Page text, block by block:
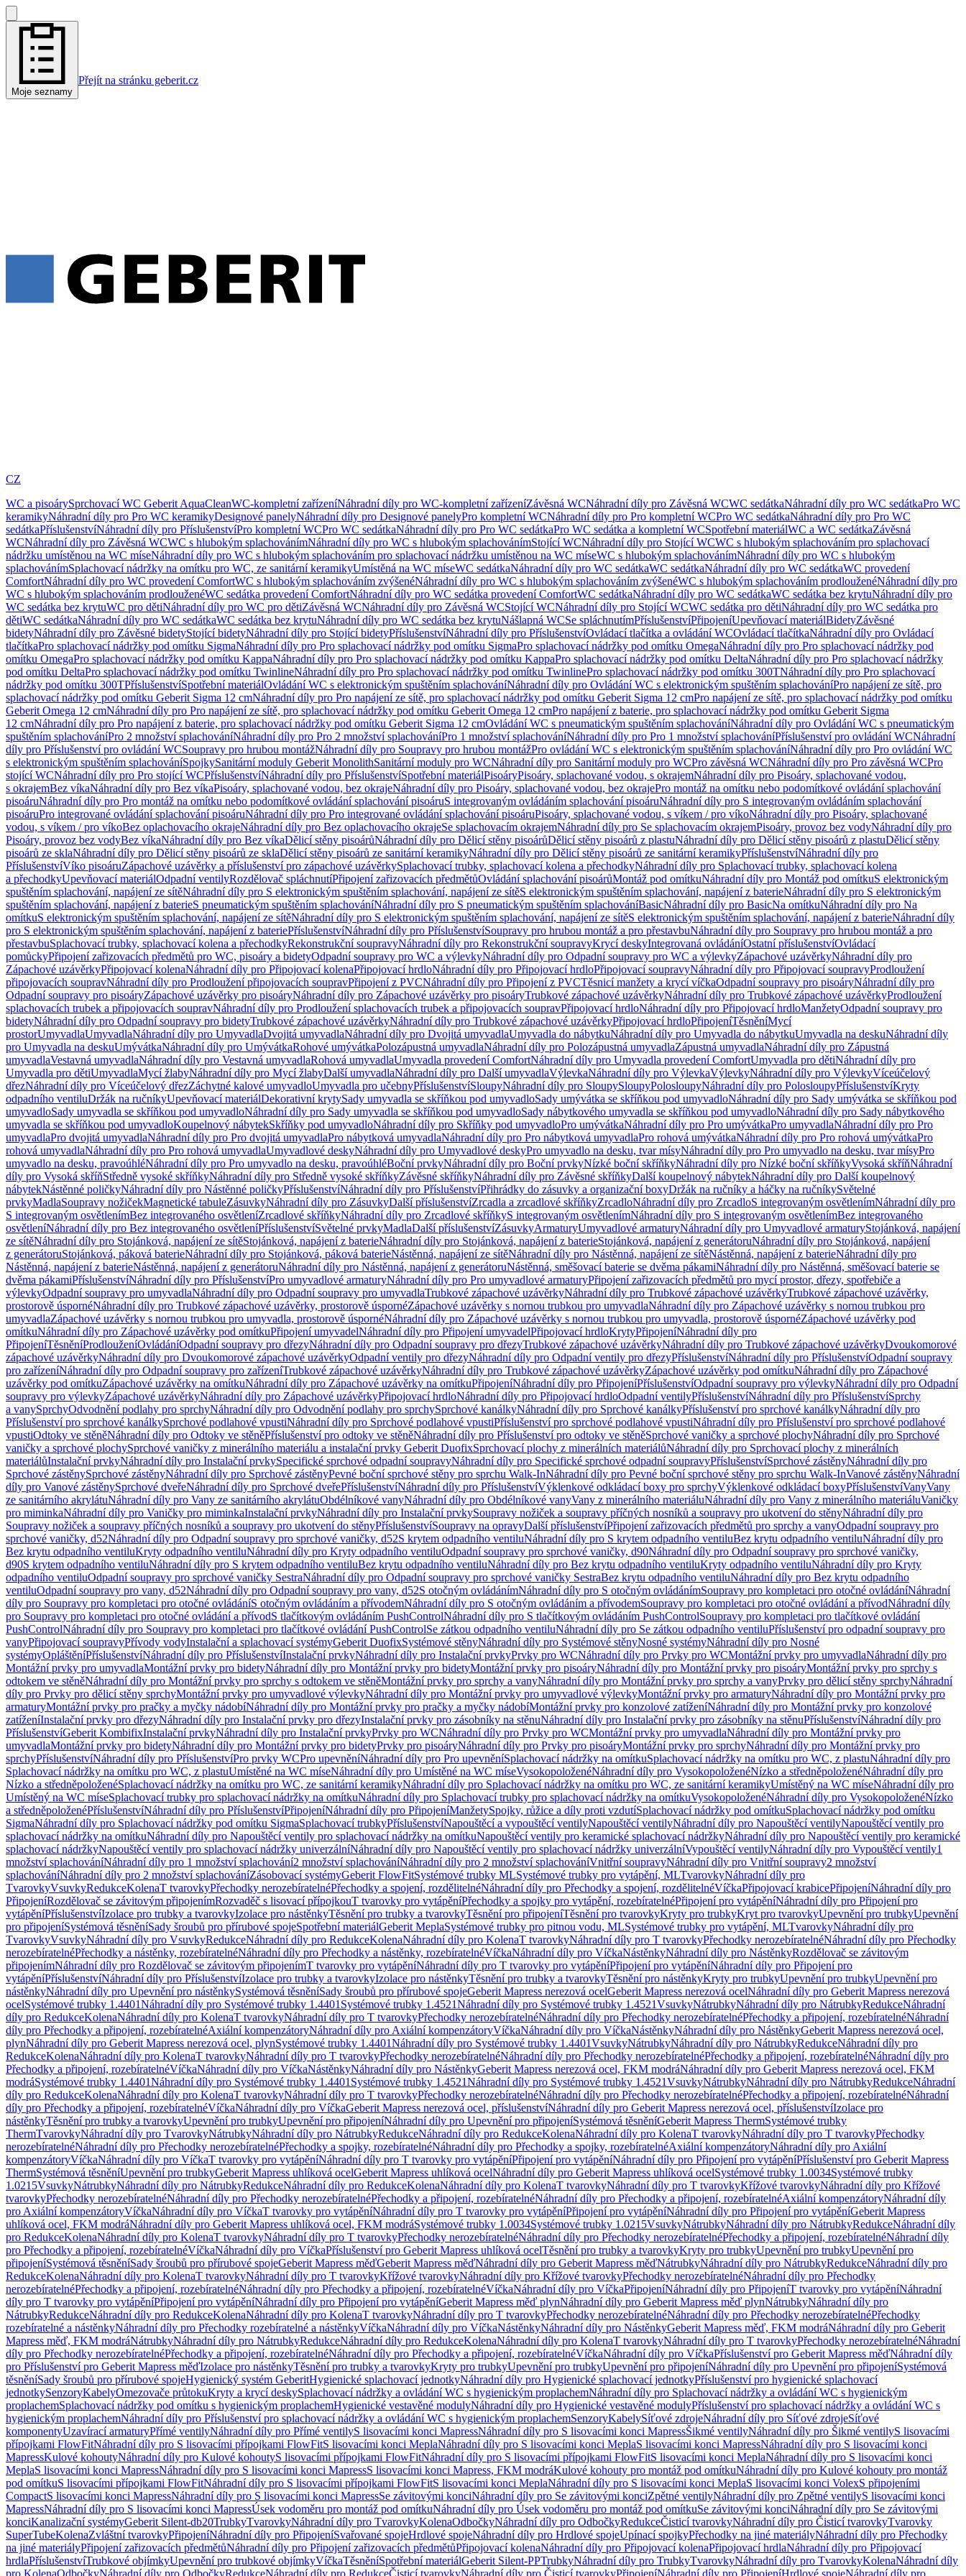
Moje seznamy
Přejít na stránku geberit.cz
CZ
WC a pisoárySprchovací WC Geberit AquaCleanWC-kompletní zařízeníNáhradní díly pro WC-kompletní zařízeníZávěsná WCNáhradní díly pro Závěsná WCWC sedátkaNáhradní díly pro WC sedátkaPro WC
keramikyNáhradní díly pro Pro WC keramikyDesignové panelyNáhradní díly pro Designové panelyPro kompletní WCNáhradní díly pro Pro kompletní WCPro WC sedátkaNáhradní díly pro Pro WC
sedátkaPříslušenstvíNáhradní díly pro PříslušenstvíPro kompletní WCPro WC sedátkaNáhradní díly pro Pro WC sedátkaPro WC sedátka a kompletní WCSpotřební materiálWC a WC sedátkaZávěsná
WCNáhradní díly pro Závěsná WCWC s hlubokým splachovánímNáhradní díly pro WC s hlubokým splachovánímStojící WCNáhradní díly pro Stojící WCWC s hlubokým splachováním pro splachovací
nádržku umístěnou na WC míseNáhradní díly pro WC s hlubokým splachováním pro splachovací nádržku umístěnou na WC míseWC s hlubokým splachovánímNáhradní díly pro WC s hlubokým
splachovánímSplachovací nádržky na omítku pro WC, ze sanitární keramikyUmístěná na WC míseWC sedátkaNáhradní díly pro WC sedátkaWC sedátkaNáhradní díly pro WC sedátkaWC provedení
ComfortNáhradní díly pro WC provedení ComfortWC s hlubokým splachováním zvýšenéNáhradní díly pro WC s hlubokým splachováním zvýšenéWC s hlubokým splachováním prodlouženéNáhradní díly pro
WC s hlubokým splachováním prodlouženéWC sedátka provedení ComfortNáhradní díly pro WC sedátka provedení ComfortWC sedátkaNáhradní díly pro WC sedátkaWC sedátka bez krytuNáhradní díly pro
WC sedátka bez krytuWC pro dětiNáhradní díly pro WC pro dětiZávěsná WCNáhradní díly pro Závěsná WCStojící WCNáhradní díly pro Stojící WCWC sedátka pro dětiNáhradní díly pro WC sedátka pro
dětiWC sedátkaNáhradní díly pro WC sedátkaWC sedátka bez krytuNáhradní díly pro WC sedátka bez krytuNášlapná WCSe spláchnutímPříslušenstvíPřipojeníUpevňovací materiálBidetyZávěsné
bidetyNáhradní díly pro Závěsné bidetyStojící bidetyNáhradní díly pro Stojící bidetyPříslušenstvíNáhradní díly pro PříslušenstvíOvládací tlačítka a ovládání WCOvládací tlačítkaNáhradní díly pro Ovládací
tlačítkaPro splachovací nádržky pod omítku SigmaNáhradní díly pro Pro splachovací nádržky pod omítku SigmaPro splachovací nádržky pod omítku OmegaNáhradní díly pro Pro splachovací nádržky pod
omítku OmegaPro splachovací nádržky pod omítku KappaNáhradní díly pro Pro splachovací nádržky pod omítku KappaPro splachovací nádržky pod omítku DeltaNáhradní díly pro Pro splachovací nádržky
pod omítku DeltaPro splachovací nádržky pod omítku TwinlineNáhradní díly pro Pro splachovací nádržky pod omítku TwinlinePro splachovací nádržky pod omítku 300TNáhradní díly pro Pro splachovací
nádržky pod omítku 300TPříslušenstvíSpotřební materiálOvládání WC s elektronickým spuštěním splachováníNáhradní díly pro Ovládání WC s elektronickým spuštěním splachováníPro napájení ze sítě, pro
splachovací nádržky pod omítku Geberit Sigma 12 cmNáhradní díly pro Pro napájení ze sítě, pro splachovací nádržky pod omítku Geberit Sigma 12 cmPro napájení ze sítě, pro splachovací nádržky pod omítku
Geberit Omega 12 cmNáhradní díly pro Pro napájení ze sítě, pro splachovací nádržky pod omítku Geberit Omega 12 cmPro napájení z baterie, pro splachovací nádržky pod omítku Geberit Sigma
12 cmNáhradní díly pro Pro napájení z baterie, pro splachovací nádržky pod omítku Geberit Sigma 12 cmOvládání WC s pneumatickým spuštěním splachováníNáhradní díly pro Ovládání WC s pneumatickým
spuštěním splachováníPro 2 množství splachováníNáhradní díly pro Pro 2 množství splachováníPro 1 množství splachováníNáhradní díly pro Pro 1 množství splachováníPříslušenství pro ovládání WCNáhradní
díly pro Příslušenství pro ovládání WCSoupravy pro hrubou montážNáhradní díly pro Soupravy pro hrubou montážPro ovládání WC s elektronickým spuštěním splachováníNáhradní díly pro Pro ovládání WC
s elektronickým spuštěním splachováníSpojkySanitární moduly Geberit MonolithSanitární moduly pro WCNáhradní díly pro Sanitární moduly pro WCPro závěsná WCNáhradní díly pro Pro závěsná WCPro
stojící WCNáhradní díly pro Pro stojící WCPříslušenstvíNáhradní díly pro PříslušenstvíSpotřební materiálPisoáryPisoáry, splachované vodou, s okrajemNáhradní díly pro Pisoáry, splachované vodou,
s okrajemBez víkaNáhradní díly pro Bez víkaPisoáry, splachované vodou, bez okrajeNáhradní díly pro Pisoáry, splachované vodou, bez okrajePro montáž na omítku nebo podomítkové ovládání splachování
pisoáruNáhradní díly pro Pro montáž na omítku nebo podomítkové ovládání splachování pisoáruS integrovaným ovládáním splachování pisoáruNáhradní díly pro S integrovaným ovládáním splachování
pisoáruPro integrované ovládání splachování pisoáruNáhradní díly pro Pro integrované ovládání splachování pisoáruPisoáry, splachované vodou, s víkem / pro víkoNáhradní díly pro Pisoáry, splachované
vodou, s víkem / pro víkoBez oplachovacího okrajeNáhradní díly pro Bez oplachovacího okrajeSe splachovacím okrajemNáhradní díly pro Se splachovacím okrajemPisoáry, provoz bez vodyNáhradní díly pro
Pisoáry, provoz bez vodyBez víkaNáhradní díly pro Bez víkaDělicí stěny pisoárůNáhradní díly pro Dělicí stěny pisoárůDělicí stěny pisoárů z plastuNáhradní díly pro Dělicí stěny pisoárů z plastuDělicí stěny
pisoárů ze sklaNáhradní díly pro Dělicí stěny pisoárů ze sklaDělicí stěny pisoárů ze sanitární keramikyNáhradní díly pro Dělicí stěny pisoárů ze sanitární keramikyPříslušenstvíNáhradní díly pro
PříslušenstvíVíko pisoáruZápachové uzávěrky a příslušenství pro zápachové uzávěrkySplachovací trubky, splachovací kolena a přechodkyNáhradní díly pro Splachovací trubky, splachovací kolena
a přechodkyUpevňovací materiálOdpadní ventilyRozdělovač spláchnutíPřipojení zařizovacích předmětůOvládání splachování pisoárůMontáž pod omítkuNáhradní díly pro Montáž pod omítkuS elektronickým
spuštěním splachování, napájení ze sítěNáhradní díly pro S elektronickým spuštěním splachování, napájení ze sítěS elektronickým spuštěním splachování, napájení z baterieNáhradní díly pro S elektronickým
spuštěním splachování, napájení z baterieS pneumatickým spuštěním splachováníNáhradní díly pro S pneumatickým spuštěním splachováníBasicNáhradní díly pro BasicNa omítkuNáhradní díly pro Na
omítkuS elektronickým spuštěním splachování, napájení ze sítěNáhradní díly pro S elektronickým spuštěním splachování, napájení ze sítěS elektronickým spuštěním splachování, napájení z baterieNáhradní díly
pro S elektronickým spuštěním splachování, napájení z bateriePříslušenstvíNáhradní díly pro PříslušenstvíSoupravy pro hrubou montáž a pro přestavbuNáhradní díly pro Soupravy pro hrubou montáž a pro
přestavbuSplachovací trubky, splachovací kolena a přechodkyRekonstrukční soupravyNáhradní díly pro Rekonstrukční soupravyKrycí deskyIntegrovaná ovládáníOstatní příslušenstvíOvládací
pomůckyPřipojení zařizovacích předmětů pro WC, pisoáry a bidetyOdpadní soupravy pro WC a výlevkyNáhradní díly pro Odpadní soupravy pro WC a výlevkyZápachové uzávěrkyNáhradní díly pro
Zápachové uzávěrkyPřipojovací kolenaNáhradní díly pro Připojovací kolenaPřipojovací hrdloNáhradní díly pro Připojovací hrdloPřipojovací soupravyNáhradní díly pro Připojovací soupravyProdloužení
připojovacích soupravNáhradní díly pro Prodloužení připojovacích soupravPřipojení z PVCNáhradní díly pro Připojení z PVCTěsnicí manžety a krycí víčkaOdpadní soupravy pro pisoáryNáhradní díly pro
Odpadní soupravy pro pisoáryZápachové uzávěrky pro pisoáryNáhradní díly pro Zápachové uzávěrky pro pisoáryTrubkové zápachové uzávěrkyNáhradní díly pro Trubkové zápachové uzávěrkyProdloužení
splachovacích trubek a připojovacích soupravNáhradní díly pro Prodloužení splachovacích trubek a připojovacích soupravPřipojovací hrdloNáhradní díly pro Připojovací hrdloManžetyOdpadní soupravy pro
bidetyNáhradní díly pro Odpadní soupravy pro bidetyTrubkové zápachové uzávěrkyNáhradní díly pro Trubkové zápachové uzávěrkyPřipojovací hrdloPřipojeníTěsněníMycí
prostorUmyvadlaUmyvadlaNáhradní díly pro UmyvadlaDvojitá umyvadlaNáhradní díly pro Dvojitá umyvadlaUmyvadla do nábytkuNáhradní díly pro Umyvadla do nábytkuUmyvadla na deskuNáhradní díly
pro Umyvadla na deskuUmývátkaNáhradní díly pro UmývátkaRohové umývátkaPolozápustná umyvadlaNáhradní díly pro Polozápustná umyvadlaZápustná umyvadlaNáhradní díly pro Zápustná
umyvadlaVestavná umyvadlaNáhradní díly pro Vestavná umyvadlaRohová umyvadlaUmyvadla provedení ComfortNáhradní díly pro Umyvadla provedení ComfortUmyvadla pro dětiNáhradní díly pro
Umyvadla pro dětiUmyvadlaMycí žlabyNáhradní díly pro Mycí žlabyDalší umyvadlaNáhradní díly pro Další umyvadlaVýlevkaNáhradní díly pro VýlevkaVýlevkyNáhradní díly pro VýlevkyVíceúčelový
dřezNáhradní díly pro Víceúčelový dřezZáchytné kalové umyvadloUmyvadla pro učebnyPříslušenstvíSloupyNáhradní díly pro SloupySloupyPolosloupyNáhradní díly pro PolosloupyPříslušenstvíKryty
odpadního ventiluDržák na ručníkyUpevňovací materiálDekorativní krytySady umyvadla se skříňkou pod umyvadloSady umývátka se skříňkou pod umyvadloNáhradní díly pro Sady umývátka se skříňkou pod
umyvadloSady umyvadla se skříňkou pod umyvadloNáhradní díly pro Sady umyvadla se skříňkou pod umyvadloSady nábytkového umyvadla se skříňkou pod umyvadloNáhradní díly pro Sady nábytkového
umyvadla se skříňkou pod umyvadloKoupelnový nábytekSkříňky pod umyvadloNáhradní díly pro Skříňky pod umyvadloPro umývátkaNáhradní díly pro Pro umývátkaPro umyvadlaNáhradní díly pro Pro
umyvadlaPro dvojitá umyvadlaNáhradní díly pro Pro dvojitá umyvadlaPro nábytková umyvadlaNáhradní díly pro Pro nábytková umyvadlaPro rohová umývátkaNáhradní díly pro Pro rohová umývátkaPro
rohová umyvadlaNáhradní díly pro Pro rohová umyvadlaUmyvadlové deskyNáhradní díly pro Umyvadlové deskyPro umyvadlo na desku, tvar mísyNáhradní díly pro Pro umyvadlo na desku, tvar mísyPro
umyvadlo na desku, pravoúhléNáhradní díly pro Pro umyvadlo na desku, pravoúhléBoční prvkyNáhradní díly pro Boční prvkyNízké boční skříňkyNáhradní díly pro Nízké boční skříňkyVysoká skříňNáhradní
díly pro Vysoká skříňStředně vysoké skříňkyNáhradní díly pro Středně vysoké skříňkyZávěsné skříňkyNáhradní díly pro Závěsné skříňkyDalší koupelnový nábytekNáhradní díly pro Další koupelnový
nábytekNástěnné poličkyNáhradní díly pro Nástěnné poličkyPříslušenstvíNáhradní díly pro PříslušenstvíPřihrádky do zásuvky a organizační boxyDržák na ručníky a háčky na ručníkySvětelné
prvkyMadlaSoupravy nožičekMagnetické tabuleZásuvkyNáhradní díly pro ZásuvkyDalší příslušenstvíZrcadla a zrcadlové skříňkyZrcadloNáhradní díly pro ZrcadloS integrovaným osvětlenímNáhradní díly pro
S integrovaným osvětlenímBez integrovaného osvětleníZrcadlové skříňkyNáhradní díly pro Zrcadlové skříňkyS integrovaným osvětlenímNáhradní díly pro S integrovaným osvětlenímBez integrovaného
osvětleníNáhradní díly pro Bez integrovaného osvětleníPříslušenstvíSvětelné prvkyMadlaDalší příslušenstvíZásuvkyArmaturyUmyvadlové armaturyNáhradní díly pro Umyvadlové armaturyStojánková, napájení
ze sítěNáhradní díly pro Stojánková, napájení ze sítěStojánková, napájení z baterieNáhradní díly pro Stojánková, napájení z baterieStojánková, napájení z generátoruNáhradní díly pro Stojánková, napájení
z generátoruStojánková, páková baterieNáhradní díly pro Stojánková, páková baterieNástěnná, napájení ze sítěNáhradní díly pro Nástěnná, napájení ze sítěNástěnná, napájení z baterieNáhradní díly pro
Nástěnná, napájení z baterieNástěnná, napájení z generátoruNáhradní díly pro Nástěnná, napájení z generátoruNástěnná, směšovací baterie se dvěma pákamiNáhradní díly pro Nástěnná, směšovací baterie se
dvěma pákamiPříslušenstvíNáhradní díly pro PříslušenstvíPro umyvadlové armaturyNáhradní díly pro Pro umyvadlové armaturyPřipojení zařizovacích předmětů pro mycí prostor, dřezy, spotřebiče a
výlevkyOdpadní soupravy pro umyvadlaNáhradní díly pro Odpadní soupravy pro umyvadlaTrubkové zápachové uzávěrkyNáhradní díly pro Trubkové zápachové uzávěrkyTrubkové zápachové uzávěrky,
prostorově úspornéNáhradní díly pro Trubkové zápachové uzávěrky, prostorově úspornéZápachové uzávěrky s nornou trubkou pro umyvadlaNáhradní díly pro Zápachové uzávěrky s nornou trubkou pro
umyvadlaZápachové uzávěrky s nornou trubkou pro umyvadla, prostorově úspornéNáhradní díly pro Zápachové uzávěrky s nornou trubkou pro umyvadla, prostorově úspornéZápachové uzávěrky pod
omítkuNáhradní díly pro Zápachové uzávěrky pod omítkuPřipojení umyvadelNáhradní díly pro Připojení umyvadelPřipojovací hrdloKrytyPřipojeníNáhradní díly pro
PřipojeníTěsněníProdlouženíOvládáníOdpadní soupravy pro dřezyNáhradní díly pro Odpadní soupravy pro dřezyTrubkové zápachové uzávěrkyNáhradní díly pro Trubkové zápachové uzávěrkyDvoukomorové
zápachové uzávěrkyNáhradní díly pro Dvoukomorové zápachové uzávěrkyOdpadní ventily pro dřezyNáhradní díly pro Odpadní ventily pro dřezyPříslušenstvíNáhradní díly pro PříslušenstvíOdpadní soupravy
pro zařízeníNáhradní díly pro Odpadní soupravy pro zařízeníTrubkové zápachové uzávěrkyNáhradní díly pro Trubkové zápachové uzávěrkyZápachové uzávěrky pod omítkuNáhradní díly pro Zápachové
uzávěrky pod omítkuZápachové uzávěrky na omítkuNáhradní díly pro Zápachové uzávěrky na omítkuPřipojeníNáhradní díly pro PřipojeníPříslušenstvíOdpadní soupravy pro výlevkyNáhradní díly pro Odpadní
soupravy pro výlevkyZápachové uzávěrkyNáhradní díly pro Zápachové uzávěrkyPřipojovací hrdloNáhradní díly pro Připojovací hrdloOdpadní ventilyPříslušenstvíNáhradní díly pro PříslušenstvíSprchy
a vanySprchyOdvodnění podlahy pro sprchyNáhradní díly pro Odvodnění podlahy pro sprchySprchové kanálkyNáhradní díly pro Sprchové kanálkyPříslušenství pro sprchové kanálkyNáhradní díly pro
Příslušenství pro sprchové kanálkySprchové podlahové vpustiNáhradní díly pro Sprchové podlahové vpustiPříslušenství pro sprchové podlahové vpustiNáhradní díly pro Příslušenství pro sprchové podlahové
vpustiOdtoky ve stěněNáhradní díly pro Odtoky ve stěněPříslušenství pro odtoky ve stěněNáhradní díly pro Příslušenství pro odtoky ve stěněSprchové vaničky a sprchové plochyNáhradní díly pro Sprchové
vaničky a sprchové plochySprchové vaničky z minerálního materiálu a instalační prvky Geberit DuofixSprchovací plochy z minerálních materiálůNáhradní díly pro Sprchovací plochy z minerálních
materiálůInstalační prvkyNáhradní díly pro Instalační prvkySpecifické sprchové odpadní soupravyNáhradní díly pro Specifické sprchové odpadní soupravyPříslušenstvíSprchové zástěnyNáhradní díly pro
Sprchové zástěnySprchové zástěnyNáhradní díly pro Sprchové zástěnyPevné boční sprchové stěny pro sprchu Walk-InNáhradní díly pro Pevné boční sprchové stěny pro sprchu Walk-InVanové zástěnyNáhradní
díly pro Vanové zástěnySprchové dveřeNáhradní díly pro Sprchové dveřePříslušenstvíNáhradní díly pro PříslušenstvíVýklenkové odkládací boxy pro sprchyVýklenkové odkládací boxyPříslušenstvíVanyVany
ze sanitárního akrylátuNáhradní díly pro Vany ze sanitárního akrylátuObdélníkové vanyNáhradní díly pro Obdélníkové vanyVany z minerálního materiáluNáhradní díly pro Vany z minerálního materiáluVaničky
pro miminkaNáhradní díly pro Vaničky pro miminkaInstalační prvkyNáhradní díly pro Instalační prvkySoupravy nožiček a soupravy příčných nosníků a soupravy pro ukotvení do stěnyNáhradní díly pro
Soupravy nožiček a soupravy příčných nosníků a soupravy pro ukotvení do stěnyPříslušenstvíSoupravy na opravyDalší příslušenstvíPřipojení zařizovacích předmětů pro sprchy a vanyOdpadní soupravy pro
sprchové vaničky, d52Náhradní díly pro Odpadní soupravy pro sprchové vaničky, d52S krytem odpadního ventiluNáhradní díly pro S krytem odpadního ventiluBez krytu odpadního ventiluNáhradní díly pro
Bez krytu odpadního ventiluKryty odpadního ventiluNáhradní díly pro Kryty odpadního ventiluOdpadní soupravy pro sprchové vaničky, d90Náhradní díly pro Odpadní soupravy pro sprchové vaničky,
d90S krytem odpadního ventiluNáhradní díly pro S krytem odpadního ventiluBez krytu odpadního ventiluNáhradní díly pro Bez krytu odpadního ventiluKryty odpadního ventiluNáhradní díly pro Kryty
odpadního ventiluOdpadní soupravy pro sprchové vaničky SestraNáhradní díly pro Odpadní soupravy pro sprchové vaničky SestraBez krytu odpadního ventiluNáhradní díly pro Bez krytu odpadního
ventiluOdpadní soupravy pro vany, d52Náhradní díly pro Odpadní soupravy pro vany, d52S otočným ovládánímNáhradní díly pro S otočným ovládánímSoupravy pro kompletaci pro otočné ovládáníNáhradní
díly pro Soupravy pro kompletaci pro otočné ovládáníS otočným ovládáním a přívodemNáhradní díly pro S otočným ovládáním a přívodemSoupravy pro kompletaci pro otočné ovládání a přívodNáhradní díly
pro Soupravy pro kompletaci pro otočné ovládání a přívodS tlačítkovým ovládáním PushControlNáhradní díly pro S tlačítkovým ovládáním PushControlSoupravy pro kompletaci pro tlačítkové ovládání
PushControlNáhradní díly pro Soupravy pro kompletaci pro tlačítkové ovládání PushControlSe zátkou odpadního ventiluNáhradní díly pro Se zátkou odpadního ventiluPříslušenství pro odpadní soupravy pro
vanyPřipojovací soupravyPřívody vodyInstalační a splachovací systémyGeberit DuofixSystémové stěnyNáhradní díly pro Systémové stěnyNosné systémyNáhradní díly pro Nosné
systémyOpláštěníPříslušenstvíNáhradní díly pro PříslušenstvíInstalační prvkyNáhradní díly pro Instalační prvkyPrvky pro WCNáhradní díly pro Prvky pro WCMontážní prvky pro umyvadlaNáhradní díly pro
Montážní prvky pro umyvadlaMontážní prvky pro bidetyNáhradní díly pro Montážní prvky pro bidetyMontážní prvky pro pisoáryNáhradní díly pro Montážní prvky pro pisoáryMontážní prvky pro sprchy s
odtokem ve stěněNáhradní díly pro Montážní prvky pro sprchy s odtokem ve stěněMontážní prvky pro sprchy a vanyNáhradní díly pro Montážní prvky pro sprchy a vanyPrvky pro dělicí stěny sprchyNáhradní
díly pro Prvky pro dělicí stěny sprchyMontážní prvky pro umyvadlové výlevkyNáhradní díly pro Montážní prvky pro umyvadlové výlevkyMontážní prvky pro armaturyNáhradní díly pro Montážní prvky pro
armaturyMontážní prvky pro pračky a myčky nádobíNáhradní díly pro Montážní prvky pro pračky a myčky nádobíMontážní prvky pro konzolové zatíženíNáhradní díly pro Montážní prvky pro konzolové
zatíženíInstalační prvky pro dřezyNáhradní díly pro Instalační prvky pro dřezyInstalační prvky pro zásobníky na stěnuNáhradní díly pro Instalační prvky pro zásobníky na stěnuPříslušenstvíNáhradní díly pro
PříslušenstvíGeberit KombifixInstalační prvkyNáhradní díly pro Instalační prvkyPrvky pro WCNáhradní díly pro Prvky pro WCMontážní prvky pro umyvadlaNáhradní díly pro Montážní prvky pro
umyvadlaMontážní prvky pro bidetyNáhradní díly pro Montážní prvky pro bidetyPrvky pro pisoáryNáhradní díly pro Prvky pro pisoáryMontážní prvky pro sprchyNáhradní díly pro Montážní prvky pro
sprchyPříslušenstvíNáhradní díly pro PříslušenstvíPro prvky WCPro upevněníNáhradní díly pro Pro upevněníSplachovací nádržky na omítkuSplachovací nádržky na omítku pro WC, z plastuNáhradní díly pro
Splachovací nádržky na omítku pro WC, z plastuUmístěné na WC míseNáhradní díly pro Umístěné na WC míseVysokopoloženéNáhradní díly pro VysokopoloženéNízko a středněpoloženéNáhradní díly pro
Nízko a středněpoloženéSplachovací nádržky na omítku pro WC, ze sanitární keramikyNáhradní díly pro Splachovací nádržky na omítku pro WC, ze sanitární keramikyUmístěný na WC míseNáhradní díly pro
Umístěný na WC míseSplachovací trubky pro splachovací nádržky na omítkuNáhradní díly pro Splachovací trubky pro splachovací nádržky na omítkuVysokopoloženéNáhradní díly pro VysokopoloženéNízko
a středněpoloženéPříslušenstvíNáhradní díly pro PříslušenstvíPřipojeníNáhradní díly pro PřipojeníManžetySpojky, růžice a díly proti vzdutíSplachovací nádržky pod omítkuSplachovací nádržky pod omítku
SigmaNáhradní díly pro Splachovací nádržky pod omítku SigmaSplachovací trubkyPříslušenstvíNapouštěcí a vypouštěcí ventilyNapouštěcí ventilyNáhradní díly pro Napouštěcí ventilyNapouštěcí ventily pro
splachovací nádržky na omítkuNáhradní díly pro Napouštěcí ventily pro splachovací nádržky na omítkuNapouštěcí ventily pro keramické splachovací nádržkyNáhradní díly pro Napouštěcí ventily pro keramické
splachovací nádržkyNapouštěcí ventily pro splachovací nádržky univerzálníNáhradní díly pro Napouštěcí ventily pro splachovací nádržky univerzálníVypouštěcí ventilyNáhradní díly pro Vypouštěcí ventily1
množství splachováníNáhradní díly pro 1 množství splachování2 množství splachováníNáhradní díly pro 2 množství splachováníVnitřní soupravyNáhradní díly pro Vnitřní soupravy2 množství
splachováníNáhradní díly pro 2 množství splachováníZásobovací systémyGeberit FlowFitSystémové trubky MLSystémové trubky pro vytápění, MLTvarovkyNáhradní díly pro
TvarovkyVsuvkyRedukceKolenaT tvarovkyPřechodky nerozebíratelnéPřechodky a spojení, rozdělitelnéNáhradní díly pro Přechodky a spojení, rozdělitelnéVíčkaPřipojovací krabicePřipojeníNáhradní díly pro
PřipojeníRozdělovač se závitovým připojenímRozvaděč s lisovací přípojkouT tvarovky pro vytápěníPřechodky a spojky pro vytápění, rozebíratelnéPřipojení pro vytápěníNáhradní díly pro Připojení pro
vytápěníPříslušenstvíIzolace pro trubky a tvarovkyIzolace pro nástěnkyTěsnění pro trubky a tvarovkyTěsnění pro připojeníTěsnění pro tvarovkyKryty pro trubkyKryt pro tvarovkyUpevnění pro trubkyUpevnění
pro připojeníSystémová těsněníSady šroubů pro přírubové spojeSpotřební materiálGeberit MeplaSystémové trubky pro pitnou vodu, MLSystémové trubky pro vytápění, MLTvarovkyNáhradní díly pro
TvarovkyVsuvkyNáhradní díly pro VsuvkyRedukceNáhradní díly pro RedukceKolenaNáhradní díly pro KolenaT tvarovkyNáhradní díly pro T tvarovkyPřechodky nerozebíratelnéNáhradní díly pro Přechodky
nerozebíratelnéPřechodky a nástěnky, rozebíratelnéNáhradní díly pro Přechodky a nástěnky, rozebíratelnéVíčkaNáhradní díly pro VíčkaNástěnkyNáhradní díly pro NástěnkyRozdělovač se závitovým
připojenímNáhradní díly pro Rozdělovač se závitovým připojenímT tvarovky pro vytápěníNáhradní díly pro T tvarovky pro vytápěníPřipojení pro vytápěníNáhradní díly pro Připojení pro
vytápěníPříslušenstvíNáhradní díly pro PříslušenstvíIzolace pro trubky a tvarovkyIzolace pro nástěnkyTěsnění pro trubky a tvarovkyTěsnění pro nástěnkyKryty pro trubkyUpevnění pro trubkyUpevnění pro
nástěnkyNáhradní díly pro Upevnění pro nástěnkySystémová těsněníSady šroubů pro přírubové spojeGeberit Mapress nerezová ocelGeberit Mapress nerezová ocelNáhradní díly pro Geberit Mapress nerezová
ocelSystémové trubky 1.4401Náhradní díly pro Systémové trubky 1.4401 Systémové trubky 1.4521Náhradní díly pro Systémové trubky 1.4521VsuvkyNátrubkyNáhradní díly pro NátrubkyRedukceNáhradní
díly pro RedukceKolenaNáhradní díly pro KolenaT tvarovkyNáhradní díly pro T tvarovkyPřechodky nerozebíratelnéNáhradní díly pro Přechodky nerozebíratelnéPřechodky a připojení, rozebíratelnéNáhradní
díly pro Přechodky a připojení, rozebíratelnéAxiální kompenzátoryNáhradní díly pro Axiální kompenzátoryVíčkaNáhradní díly pro VíčkaNástěnkyNáhradní díly pro NástěnkyGeberit Mapress nerezová ocel,
plynNáhradní díly pro Geberit Mapress nerezová ocel, plynSystémové trubky 1.4401Náhradní díly pro Systémové trubky 1.4401VsuvkyNátrubkyNáhradní díly pro NátrubkyRedukceNáhradní díly pro
RedukceKolenaNáhradní díly pro KolenaT tvarovkyNáhradní díly pro T tvarovkyPřechodky nerozebíratelnéNáhradní díly pro Přechodky nerozebíratelnéPřechodky a připojení, rozebíratelnéNáhradní díly pro
Přechodky a připojení, rozebíratelnéVíčkaNáhradní díly pro VíčkaNástěnkyNáhradní díly pro NástěnkyGeberit Mapress nerezová ocel, FKM modráNáhradní díly pro Geberit Mapress nerezová ocel, FKM
modráSystémové trubky 1.4401Náhradní díly pro Systémové trubky 1.4401 Systémové trubky 1.4521Náhradní díly pro Systémové trubky 1.4521VsuvkyNátrubkyNáhradní díly pro NátrubkyRedukceNáhradní
díly pro RedukceKolenaNáhradní díly pro KolenaT tvarovkyNáhradní díly pro T tvarovkyPřechodky nerozebíratelnéNáhradní díly pro Přechodky nerozebíratelnéPřechodky a připojení, rozebíratelnéNáhradní
díly pro Přechodky a připojení, rozebíratelnéVíčkaNáhradní díly pro VíčkaGeberit Mapress nerezová ocel, příslušenstvíNáhradní díly pro Geberit Mapress nerezová ocel, příslušenstvíIzolace pro
nástěnkyTěsnění pro trubky a tvarovkyUpevnění pro trubkyUpevnění pro připojeníNáhradní díly pro Upevnění pro připojeníSystémová těsněníGeberit Mapress ThermSystémové trubky
ThermTvarovkyNáhradní díly pro TvarovkyNátrubkyNáhradní díly pro NátrubkyRedukceNáhradní díly pro RedukceKolenaNáhradní díly pro KolenaT tvarovkyNáhradní díly pro T tvarovkyPřechodky
nerozebíratelnéNáhradní díly pro Přechodky nerozebíratelnéPřechodky a spojky, rozebíratelnéNáhradní díly pro Přechodky a spojky, rozebíratelnéAxiální kompenzátoryNáhradní díly pro Axiální
kompenzátoryVíčkaNáhradní díly pro VíčkaT tvarovky pro vytápěníNáhradní díly pro T tvarovky pro vytápěníPřipojení pro vytápěníNáhradní díly pro Připojení pro vytápěníPříslušenství pro Geberit Mapress
ThermSystémová těsněníUpevnění pro trubkyGeberit Mapress uhlíková ocelGeberit Mapress uhlíková ocelNáhradní díly pro Geberit Mapress uhlíková ocelSystémové trubky 1.0034Systémové trubky
1.0215VsuvkyNátrubkyNáhradní díly pro NátrubkyRedukceNáhradní díly pro RedukceKolenaNáhradní díly pro KolenaT tvarovkyNáhradní díly pro T tvarovkyKřížové tvarovkyNáhradní díly pro Křížové
tvarovkyPřechodky nerozebíratelnéNáhradní díly pro Přechodky nerozebíratelnéPřechodky a připojení, rozebíratelnéNáhradní díly pro Přechodky a připojení, rozebíratelnéAxiální kompenzátoryNáhradní díly
pro Axiální kompenzátoryVíčkaNáhradní díly pro VíčkaT tvarovky pro vytápěníNáhradní díly pro T tvarovky pro vytápěníPřipojení pro vytápěníNáhradní díly pro Připojení pro vytápěníGeberit Mapress
uhlíková ocel, FKM modráNáhradní díly pro Geberit Mapress uhlíková ocel, FKM modráSystémové trubky 1.0034Systémové trubky 1.0215VsuvkyNátrubkyNáhradní díly pro NátrubkyRedukceNáhradní díly
pro RedukceKolenaNáhradní díly pro KolenaT tvarovkyNáhradní díly pro T tvarovkyPřechodky nerozebíratelnéNáhradní díly pro Přechodky nerozebíratelnéPřechodky a připojení, rozebíratelnéNáhradní díly
pro Přechodky a připojení, rozebíratelnéVíčkaNáhradní díly pro VíčkaPříslušenství pro Geberit Mapress uhlíková ocelTěsnění pro trubky a tvarovkyKryty pro trubkyUpevnění pro trubkyUpevnění pro
připojeníSystémová těsněníSady šroubů pro přírubové spojeGeberit Mapress měďGeberit Mapress měďNáhradní díly pro Geberit Mapress měďNátrubkyNáhradní díly pro NátrubkyRedukceNáhradní díly pro
RedukceKolenaNáhradní díly pro KolenaT tvarovkyNáhradní díly pro T tvarovkyKřížové tvarovkyNáhradní díly pro Křížové tvarovkyPřechodky nerozebíratelnéNáhradní díly pro Přechodky
nerozebíratelnéPřechodky a připojení, rozebíratelnéNáhradní díly pro Přechodky a připojení, rozebíratelnéVíčkaNáhradní díly pro VíčkaPřipojeníNáhradní díly pro PřipojeníT tvarovky pro vytápěníNáhradní
díly pro T tvarovky pro vytápěníPřipojení pro vytápěníNáhradní díly pro Připojení pro vytápěníGeberit Mapress měď plynNáhradní díly pro Geberit Mapress měď plynNátrubkyNáhradní díly pro
NátrubkyRedukceNáhradní díly pro RedukceKolenaNáhradní díly pro KolenaT tvarovkyNáhradní díly pro T tvarovkyPřechodky nerozebíratelnéNáhradní díly pro Přechodky nerozebíratelnéPřechodky
rozebíratelné a nástěnkyNáhradní díly pro Přechodky rozebíratelné a nástěnkyVíčkaNáhradní díly pro VíčkaNástěnkyNáhradní díly pro NástěnkyGeberit Mapress měď, FKM modráNáhradní díly pro Geberit
Mapress měď, FKM modráNátrubkyNáhradní díly pro NátrubkyRedukceNáhradní díly pro RedukceKolenaNáhradní díly pro KolenaT tvarovkyNáhradní díly pro T tvarovkyPřechodky nerozebíratelnéNáhradní
díly pro Přechodky nerozebíratelnéPřechodky a připojení, rozebíratelnéNáhradní díly pro Přechodky a připojení, rozebíratelnéVíčkaNáhradní díly pro VíčkaPříslušenství pro Geberit Mapress měďNáhradní díly
pro Příslušenství pro Geberit Mapress měďIzolace pro nástěnkyTěsnění pro trubky a tvarovkyKryty pro trubkyUpevnění pro trubkyUpevnění pro připojeníNáhradní díly pro Upevnění pro připojeníSystémová
těsněníSady šroubů pro přírubové spojeHygienický systém GeberitHygienické splachovací jednotkyNáhradní díly pro Hygienické splachovací jednotkyPříslušenství pro hygienické splachovací
jednotkySenzoryKabelyOmezovače průtokuKryty a krycí deskySplachovací nádržky a ovládání WC s hygienickým proplachemNáhradní díly pro Splachovací nádržky a ovládání WC s hygienickým
proplachemSplachovací nádržky pod omítku s hygienickým proplachemHygienické vestavěné modulyNáhradní díly pro Hygienické vestavěné modulyPříslušenství pro splachovací nádržky a ovládání WC s
hygienickým proplachemNáhradní díly pro Příslušenství pro splachovací nádržky a ovládání WC s hygienickým proplachemSenzoryKabelySíťové zdrojeNáhradní díly pro Síťové zdrojeSíťové
komponentyUzavírací armaturyPřímé ventilyNáhradní díly pro Přímé ventilyS lisovacími konci MapressNáhradní díly pro S lisovacími konci MapressŠikmé ventilyNáhradní díly pro Šikmé ventilyS lisovacími
přípojkami FlowFitNáhradní díly pro S lisovacími přípojkami FlowFitS lisovacími konci MeplaNáhradní díly pro S lisovacími konci MeplaS lisovacími konci MapressNáhradní díly pro S lisovacími konci
MapressKulové kohoutyNáhradní díly pro Kulové kohoutyS lisovacími přípojkami FlowFitNáhradní díly pro S lisovacími přípojkami FlowFitS lisovacími konci MeplaNáhradní díly pro S lisovacími konci
MeplaS lisovacími konci MapressNáhradní díly pro S lisovacími konci MapressS lisovacími konci Mapress, FKM modráKulové kohouty pro montáž pod omítkuNáhradní díly pro Kulové kohouty pro montáž
pod omítkuS lisovacími přípojkami FlowFitNáhradní díly pro S lisovacími přípojkami FlowFitS lisovacími konci MeplaNáhradní díly pro S lisovacími konci MeplaS lisovacími konci VolexS připojeními
CompactS lisovacími konci MapressNáhradní díly pro S lisovacími konci MapressSe závitovými konciNáhradní díly pro Se závitovými konciZpětné ventilyNáhradní díly pro Zpětné ventilyS lisovacími konci
MapressNáhradní díly pro S lisovacími konci MapressÚsek vodoměru pro montáž pod omítkuNáhradní díly pro Úsek vodoměru pro montáž pod omítkuSe závitovými konciNáhradní díly pro Se závitovými
konciKanalizační systémyGeberit Silent-db20TrubkyTvarovkyNáhradní díly pro TvarovkyKolenaOdbočkyNáhradní díly pro OdbočkyRedukceČisticí tvarovkyNáhradní díly pro Čisticí tvarovkyTvarovky
SuperTubeKolenaZvláštní tvarovkyPřipojeníNáhradní díly pro PřipojeníSvařované spojeHrdlové spojeNáhradní díly pro Hrdlové spojeUpínací spojkyPřechodky na jiné materiályNáhradní díly pro Přechodky
na jiné materiályPřipojení zařizovacích předmětůNáhradní díly pro Připojení zařizovacích předmětůPřipojovací kolenaNáhradní díly pro Připojovací kolenaPřipojovací hrdlaNáhradní díly pro Připojovací
hrdlaPříslušenstvíTrubkové objímkyUpevnění pro trubkové objímkyVíčkaTěsněníSpotřební materiálGeberit Silent-PPTrubkyNáhradní díly pro TrubkyTvarovkyNáhradní díly pro TvarovkyKolenaNáhradní díly
pro KolenaOdbočkyNáhradní díly pro OdbočkyRedukceNáhradní díly pro RedukceČisticí tvarovkyNáhradní díly pro Čisticí tvarovkyPřipojeníNáhradní díly pro PřipojeníHrdlové spojeNáhradní díly pro